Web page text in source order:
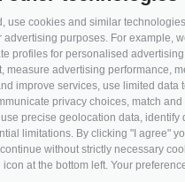
use cookies and similar
purposes. For example,
profiles for personalised
measure advertising performance,
improve services, use limited
privacy choices, match
precise geolocation data,
limitations. By clicking "I agree"
without strictly necessary
at the bottom left. Your